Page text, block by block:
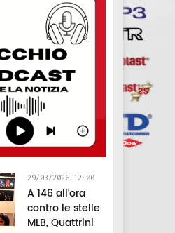
29/03/2026 12:00
A 146 all’ora
contro le stelle
MLB, Quattrini